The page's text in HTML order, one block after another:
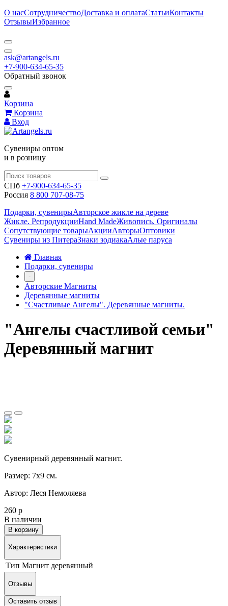
О насСотрудничествоДоставка и оплатаСтатьиКонтакты
ОтзывыИзбранное
ask@artangels.ru
+7-900-634-65-35
Обратный звонок
Корзина
Корзина
Вход
Сувениры оптом
и в розницу
СПб +7-900-634-65-35
Россия 8 800 707-08-75
Подарки, сувенирыАвторское жикле на дереве
Жикле. РепродукцииHand MadeЖивопись. Оригиналы
Сопутствующие товарыАкцииАвторыОптовики
Сувениры из ПитераЗнаки зодиакаАлые паруса
Главная
Подарки, сувениры
-
Авторские Магниты
Деревянные магниты
"Счастливые Ангелы". Деревянные магниты.
"Ангелы счастливой семьи"
Деревянный магнит
Сувенирный деревянный магнит.
Размер: 7х9 см.
Автор: Леся Немоляева
260 р
В наличии
В корзину
Характеристики
Тип Магнит деревянный
Отзывы
Оставить отзыв